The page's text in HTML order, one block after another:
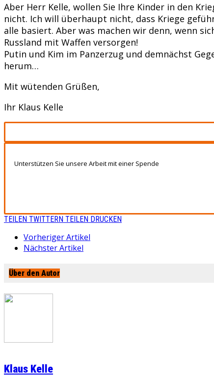
Aber Herr Kelle, wollen Sie Ihre Kinder in den
nicht. Ich will überhaupt nicht, dass Kriege
alle basiert. Aber was machen wir denn, wenn
Russland mit Waffen versorgen!
Putin und Kim im Panzerzug und demnächst
herum…
Mit wütenden Grüßen,
Ihr Klaus Kelle
Unterstützen Sie unsere Arbeit mit einer Spende
TEILEN TWITTERN TEILEN DRUCKEN
Vorheriger Artikel
Nächster Artikel
Über den Autor
Klaus Kelle